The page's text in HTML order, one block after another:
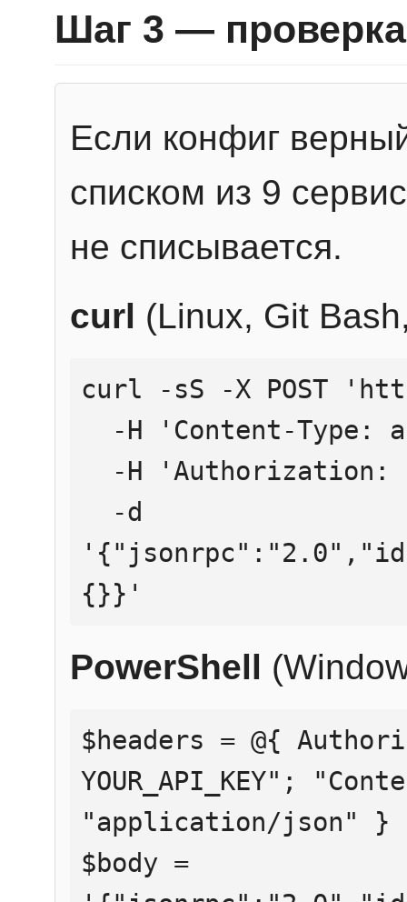
Шаг 3 — проверка
Если конфиг
списком из 9
не списывается.
curl (Linux, Git
curl -sS -X POST
{}}'
PowerShell
$headers = @{
YOUR_API_KEY";
"application/json" }
$body =